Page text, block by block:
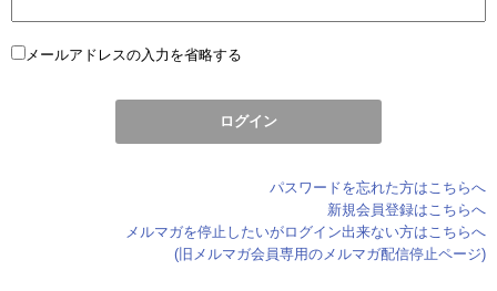
メールアドレスの入力を省略する
パスワードを忘れた方はこちらへ
新規会員登録はこちらへ
メルマガを停止したいがログイン出来ない方はこちらへ
(旧メルマガ会員専用のメルマガ配信停止ページ)